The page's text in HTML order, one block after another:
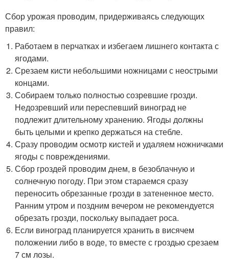
Сбор урожая проводим, придерживаясь следующих
правил:
Работаем в перчатках и избегаем лишнего контакта с
ягодами.
Срезаем кисти небольшими ножницами с неострыми
концами.
Собираем только полностью созревшие грозди.
Недозревший или переспевший виноград не
подлежит длительному хранению. Ягоды должны
быть целыми и крепко держаться на стебле.
Сразу проводим осмотр кистей и удаляем ножничками
ягоды с повреждениями.
Сбор гроздей проводим днем, в безоблачную и
солнечную погоду. При этом стараемся сразу
переносить обрезанные грозди в затененное место.
Ранним утром и поздним вечером не рекомендуется
обрезать грозди, поскольку выпадает роса.
Если виноград планируется хранить в висячем
положении либо в воде, то вместе с гроздью срезаем
7 см лозы.